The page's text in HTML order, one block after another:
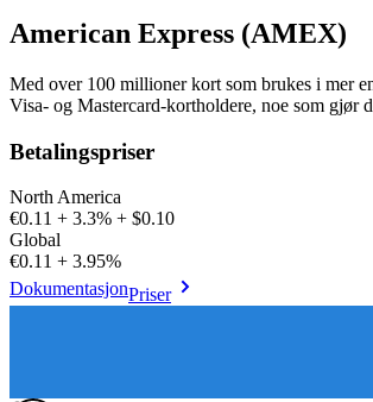
American Express (AMEX)
Med over 100 millioner kort som brukes i mer
Visa- og Mastercard-kortholdere, noe som gjør
Betalingspriser
North America
€0.11 + 3.3% + $0.10
Global
€0.11 + 3.95%
DokumentasjonPriser